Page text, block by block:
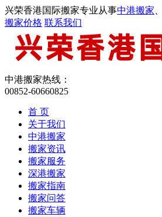
兴荣香港国际搬家专业从事中港搬家
搬家价格 联系我们
中港搬家热线：
00852-60660825
首 页
关于我们
中港搬家
搬家资讯
搬家服务
深港搬家
搬家指南
搬家问答
搬家车辆